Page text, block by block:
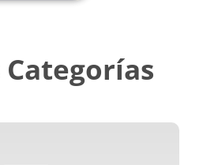
Categorías